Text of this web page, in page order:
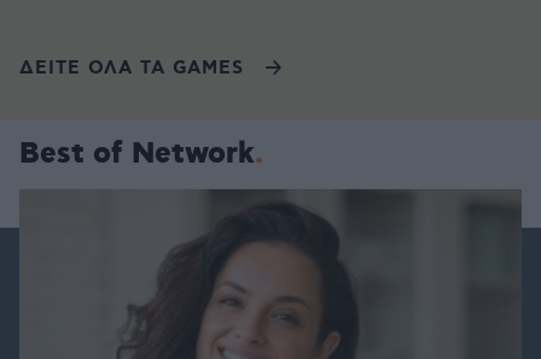
ΔΕΙΤΕ ΟΛΑ ΤΑ GAMES
Best of Network